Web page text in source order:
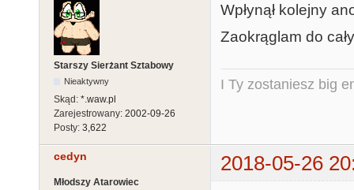
Starszy Sierżant Sztabowy
Nieaktywny
Skąd: *.waw.pl
Zarejestrowany: 2002-09-26
Posty: 3,622
Wpłynął kolejny
Zaokrąglam do
I Ty zostaniesz big
cedyn 2018-05-26
Młodszy Atarowiec